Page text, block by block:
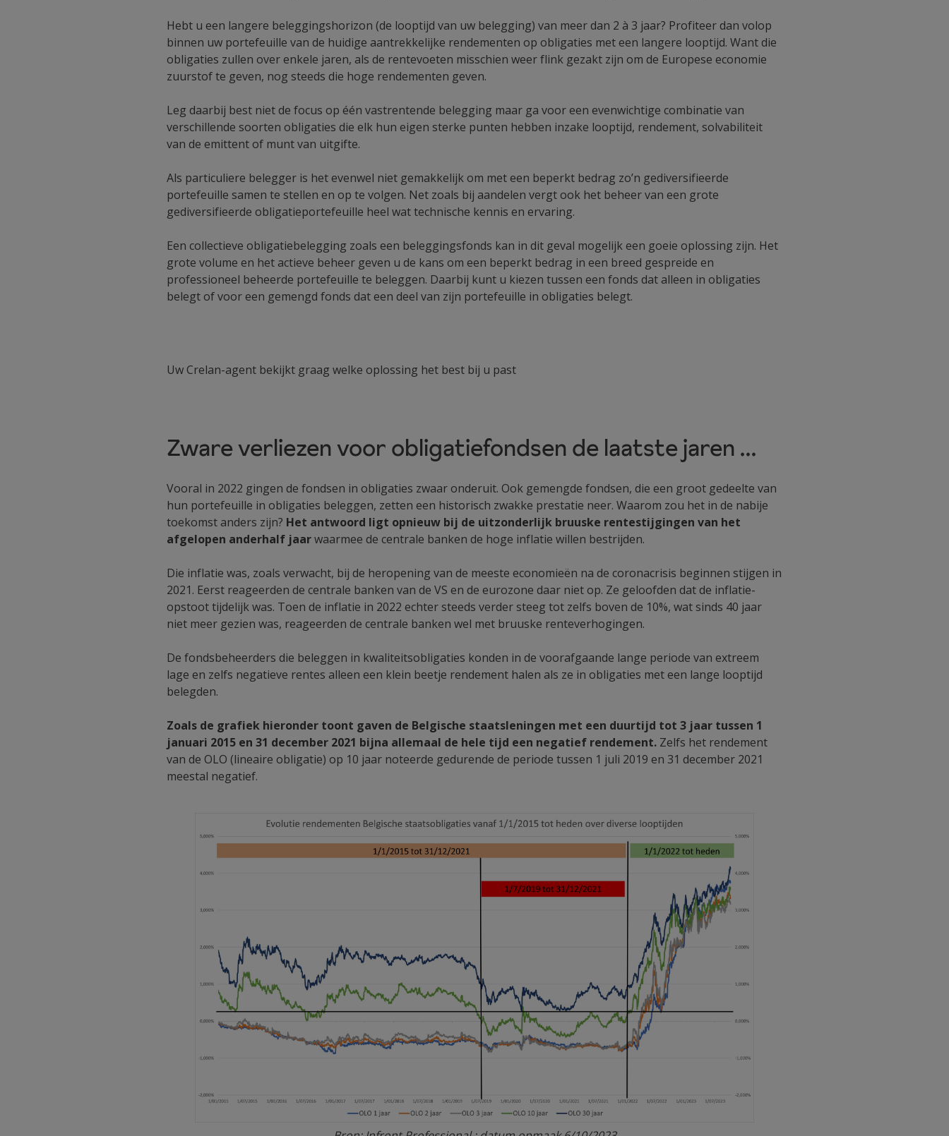
Hebt u een langere beleggingshorizon (de looptijd van uw belegging) van meer dan 2 à 3 jaar? Profiteer dan volop
binnen uw portefeuille van de huidige aantrekkelijke rendementen op obligaties met een langere looptijd. Want die
obligaties zullen over enkele jaren, als de rentevoeten misschien weer flink gezakt zijn om de Europese economie
zuurstof te geven, nog steeds die hoge rendementen geven.
Leg daarbij best niet de focus op één vastrentende belegging maar ga voor een evenwichtige combinatie van
verschillende soorten obligaties die elk hun eigen sterke punten hebben inzake looptijd, rendement, solvabiliteit
van de emittent of munt van uitgifte.
Als particuliere belegger is het evenwel niet gemakkelijk om met een beperkt bedrag zo’n gediversifieerde
portefeuille samen te stellen en op te volgen. Net zoals bij aandelen vergt ook het beheer van een grote
gediversifieerde obligatieportefeuille heel wat technische kennis en ervaring.
Een collectieve obligatiebelegging zoals een beleggingsfonds kan in dit geval mogelijk een goeie oplossing zijn. Het
grote volume en het actieve beheer geven u de kans om een beperkt bedrag in een breed gespreide en
professioneel beheerde portefeuille te beleggen. Daarbij kunt u kiezen tussen een fonds dat alleen in obligaties
belegt of voor een gemengd fonds dat een deel van zijn portefeuille in obligaties belegt.
Uw Crelan-agent bekijkt graag welke oplossing het best bij u past
Zware verliezen voor obligatiefondsen de laatste jaren …
Vooral in 2022 gingen de fondsen in obligaties zwaar onderuit. Ook gemengde fondsen, die een groot gedeelte van
hun portefeuille in obligaties beleggen, zetten een historisch zwakke prestatie neer. Waarom zou het in de nabije
toekomst anders zijn? Het antwoord ligt opnieuw bij de uitzonderlijk bruuske rentestijgingen van het
afgelopen anderhalf jaarwaarmee de centrale banken de hoge inflatie willen bestrijden.
Die inflatie was, zoals verwacht, bij de heropening van de meeste economieën na de coronacrisis beginnen stijgen in
2021. Eerst reageerden de centrale banken van de VS en de eurozone daar niet op. Ze geloofden dat de inflatie-
opstoot tijdelijk was. Toen de inflatie in 2022 echter steeds verder steeg tot zelfs boven de 10%, wat sinds 40 jaar
niet meer gezien was, reageerden de centrale banken wel met bruuske renteverhogingen.
De fondsbeheerders die beleggen in kwaliteitsobligaties konden in de voorafgaande lange periode van extreem
lage en zelfs negatieve rentes alleen een klein beetje rendement halen als ze in obligaties met een lange looptijd
belegden.
Zoals de grafiek hieronder toont gaven de Belgische staatsleningen met een duurtijd tot 3 jaar tussen 1
januari 2015 en 31 december 2021 bijna allemaal de hele tijd een negatief rendement. Zelfs het rendement
van de OLO (lineaire obligatie) op 10 jaar noteerde gedurende de periode tussen 1 juli 2019 en 31 december 2021
meestal negatief.